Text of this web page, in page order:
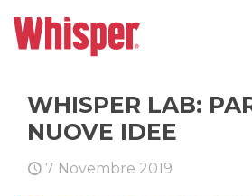
WHISPER LAB:
NUOVE IDEE
7 Novembre 2019